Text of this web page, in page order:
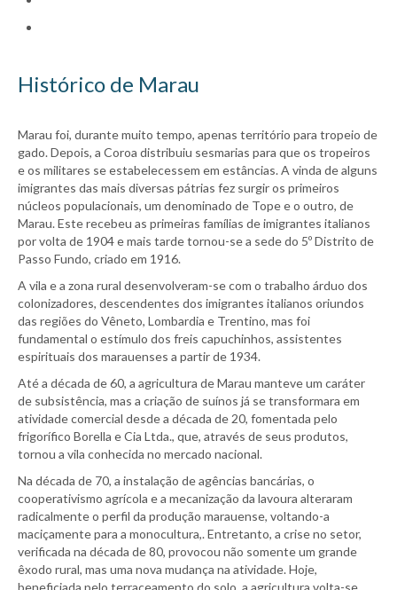
Histórico de Marau
Marau foi, durante muito tempo, apenas território para tropeio de
gado. Depois, a Coroa distribuiu sesmarias para que os tropeiros
e os militares se estabelecessem em estâncias. A vinda de alguns
imigrantes das mais diversas pátrias fez surgir os primeiros
núcleos populacionais, um denominado de Tope e o outro, de
Marau. Este recebeu as primeiras famílias de imigrantes italianos
por volta de 1904 e mais tarde tornou-se a sede do 5º Distrito de
Passo Fundo, criado em 1916.
A vila e a zona rural desenvolveram-se com o trabalho árduo dos
colonizadores, descendentes dos imigrantes italianos oriundos
das regiões do Vêneto, Lombardia e Trentino, mas foi
fundamental o estímulo dos freis capuchinhos, assistentes
espirituais dos marauenses a partir de 1934.
Até a década de 60, a agricultura de Marau manteve um caráter
de subsistência, mas a criação de suínos já se transformara em
atividade comercial desde a década de 20, fomentada pelo
frigorífico Borella e Cia Ltda., que, através de seus produtos,
tornou a vila conhecida no mercado nacional.
Na década de 70, a instalação de agências bancárias, o
cooperativismo agrícola e a mecanização da lavoura alteraram
radicalmente o perfil da produção marauense, voltando-a
maciçamente para a monocultura,. Entretanto, a crise no setor,
verificada na década de 80, provocou não somente um grande
êxodo rural, mas uma nova mudança na atividade. Hoje,
beneficiada pelo terraceamento do solo, a agricultura volta-se